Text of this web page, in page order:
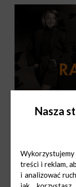
Nasza
treści i reklam,
i analizować